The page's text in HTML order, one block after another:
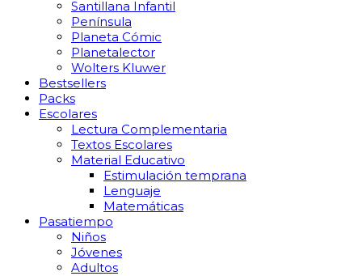
Santillana Infantil
Península
Planeta Cómic
Planetalector
Wolters Kluwer
Bestsellers
Packs
Escolares
Lectura Complementaria
Textos Escolares
Material Educativo
Estimulación temprana
Lenguaje
Matemáticas
Pasatiempo
Niños
Jóvenes
Adultos